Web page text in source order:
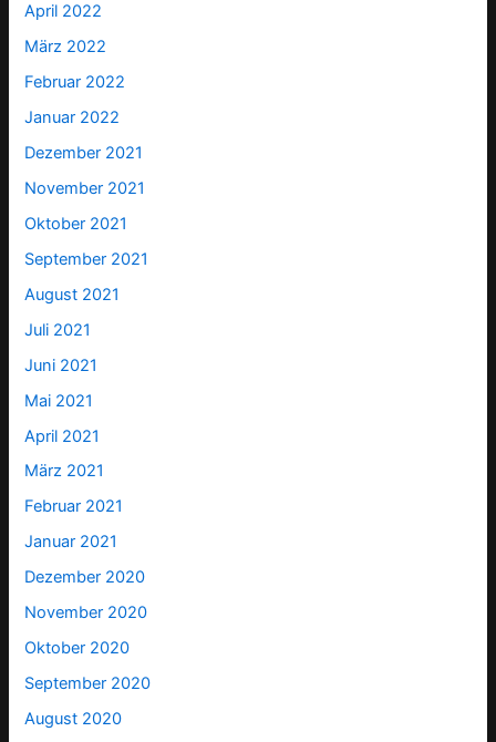
April 2022
März 2022
Februar 2022
Januar 2022
Dezember 2021
November 2021
Oktober 2021
September 2021
August 2021
Juli 2021
Juni 2021
Mai 2021
April 2021
März 2021
Februar 2021
Januar 2021
Dezember 2020
November 2020
Oktober 2020
September 2020
August 2020